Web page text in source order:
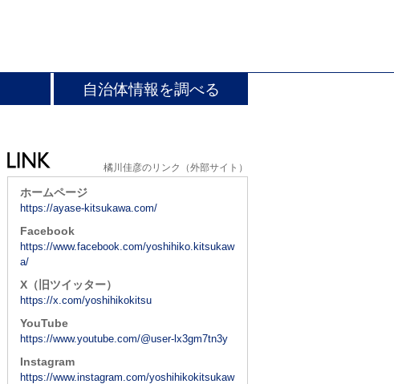
自治体情報を調べる
橘川佳彦のリンク（外部サイト）
ホームページ
https://ayase-kitsukawa.com/
Facebook
https://www.facebook.com/yoshihiko.kitsukaw
a/
X（旧ツイッター）
https://x.com/yoshihikokitsu
YouTube
https://www.youtube.com/@user-lx3gm7tn3y
Instagram
https://www.instagram.com/yoshihikokitsukaw